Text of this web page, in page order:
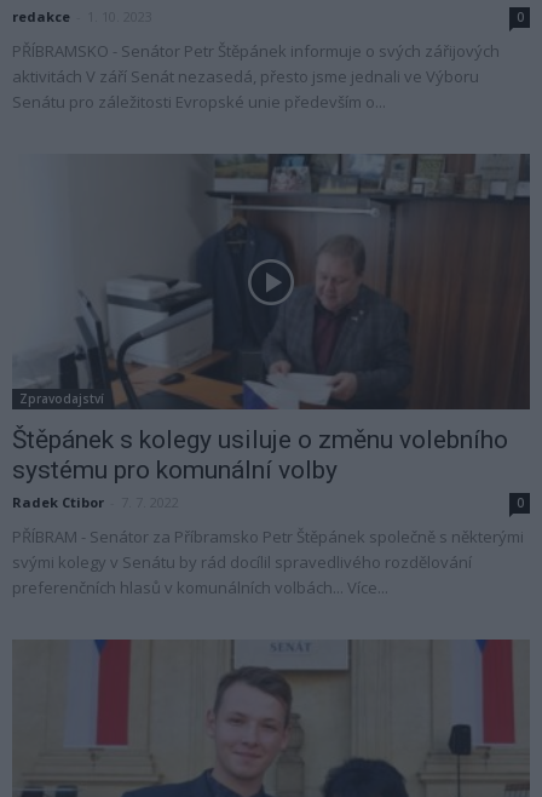
redakce 0
PŘÍBRAMSKO - Senátor Petr Štěpánek informuje o svých zářijových
aktivitách V září Senát nezasedá, přesto jsme jednali ve Výboru
Senátu pro záležitosti Evropské unie především o...
Zpravodajství
Štěpánek s kolegy usiluje o změnu volebního
systému pro komunální volby
Radek Ctibor 0
PŘÍBRAM - Senátor za Příbramsko Petr Štěpánek společně s některými
svými kolegy v Senátu by rád docílil spravedlivého rozdělování
preferenčních hlasů v komunálních volbách... Více...